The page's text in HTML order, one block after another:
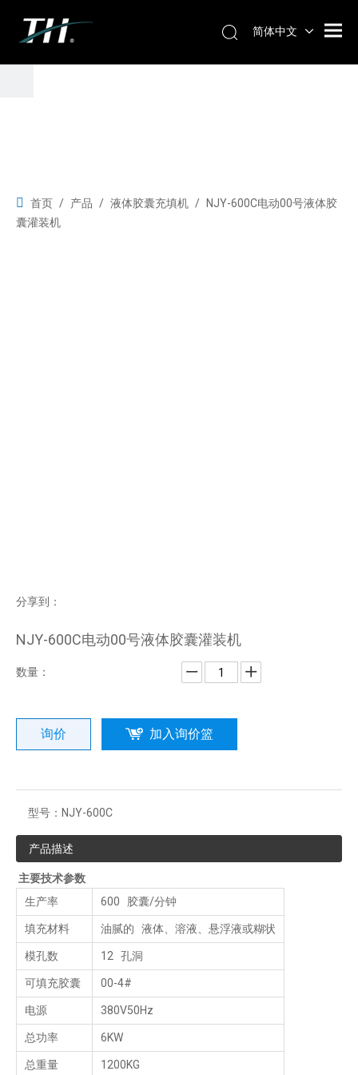
简体中文
首页 / 产品 / 液体胶囊充填机 /
NJY-600C电动00号液体胶
囊灌装机
分享到：
NJY-600C电动00号液体胶囊灌装机
数量：
询价 加入询价篮
型号： NJY-600C
产品描述
主要技术参数
生产率
600 胶囊/分钟
填充材料 油腻的 液体、溶液、悬浮液或糊状
模孔数 12 孔洞
可填充胶囊 00-4#
电源 380V50Hz
总功率 6KW
总重量 1200KG